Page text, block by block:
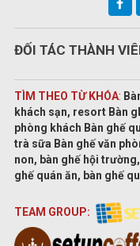
ĐỐI TÁC THÀNH
TÌM THEO TỪ KHÓA:
khách sạn, resort Bàn
phòng khách Bàn ghế
trà sữa Bàn ghế văn
non, bàn ghế hội
ghế quán ăn, bàn ghế
TEAM GROUP: